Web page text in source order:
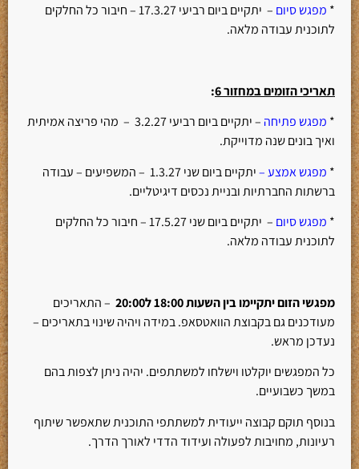
* מפגש סיום
– יתקיים ביום רביעי 17.3.27 – חיבור כל החלקים
לתוכנית עבודה מלאה.
תאריכי הזומים במחזור 6 :
* מפגש פתיחה
– יתקיים ביום רביעי 3.2.27 – מהי פריצה אמיתית
ואיך בונים שנה מדוייקת.
* מפגש אמצע –
יתקיים ביום שני 1.3.27 – המשפיעים – עבודה
ברשתות החברתיות ובניית נכסים דיגיטליים.
* מפגש סיום
– יתקיים ביום שני 17.5.27 – חיבור כל החלקים
לתוכנית עבודה מלאה.
מפגשי הזום יתקיימו בין השעות 18:00 ל20:00
– התאריכים
מעודכנים גם בקבוצת הוואטסאפ. במידה ויהיה שינוי בתאריכים –
נעדכן מראש.
כל המפגשים יוקלטו וישלחו למשתתפים. יהיה ניתן לצפות בהם
במשך כשבועיים.
בנוסף תוקם קבוצה ייעודית למשתתפי התוכנית שתאפשר שיתוף
רעיונות, מחויבות לפעולה ועידוד הדדי לאורך הדרך.